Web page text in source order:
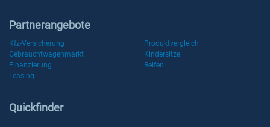
Partnerangebote
Kfz-Versicherung
Produktvergleich
Gebrauchtwagenmarkt
Kindersitze
Finanzierung
Reifen
Leasing
Quickfinder